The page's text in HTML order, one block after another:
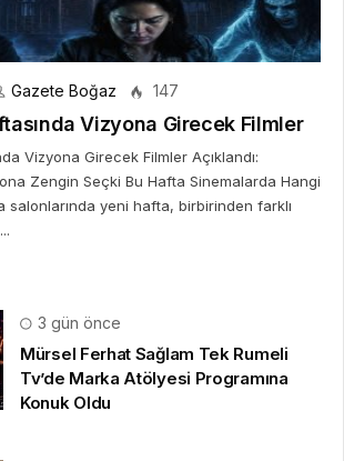
Gazete Boğaz 147
Vizyona Girecek Filmler
Vizyona Girecek Filmler Açıklandı:
Zengin Seçki Bu Hafta Sinemalarda Hangi
salonlarında yeni hafta, birbirinden farklı
3 gün önce
Mürsel Ferhat Sağlam Tek Rumeli
Tv’de Marka Atölyesi Programına
Konuk Oldu